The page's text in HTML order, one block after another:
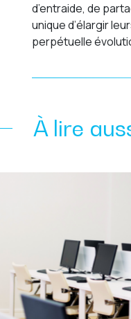
d’entraide, de
unique d’élargir
perpétuelle
À lire